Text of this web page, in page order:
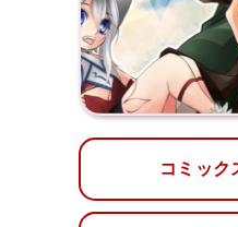
コミック